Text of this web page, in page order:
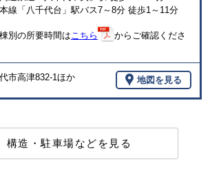
線「八千代台」駅バス7～8分 徒歩1～11分
別の所要時間は こちら
からご確認くださ
市高津832-1ほか 地図を見る
構造・駐車場などを見る